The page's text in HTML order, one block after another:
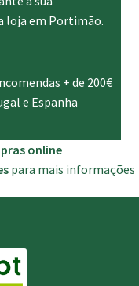
loja em Portimão.
+ de 200€
e Espanha
online
para mais informações